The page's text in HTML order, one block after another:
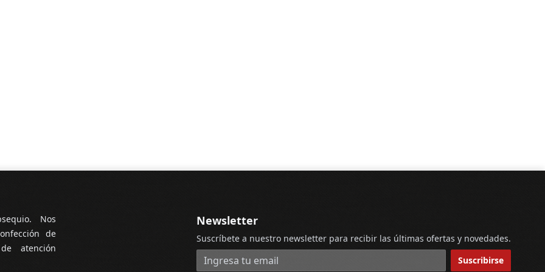
Nos
de
atención
Newsletter
Suscríbete a nuestro newsletter para recibir las últimas ofertas y novedades.
Dirección de correo electrónico Suscribirse